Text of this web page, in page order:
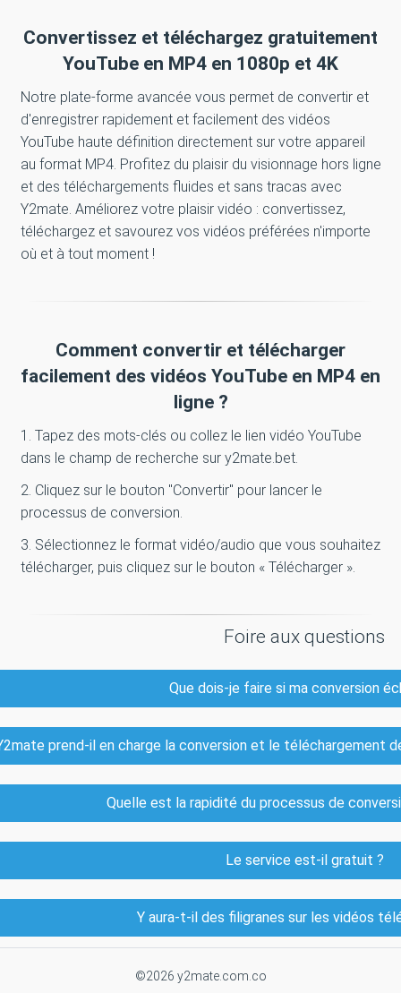
Convertissez et téléchargez gratuitement
YouTube en MP4 en 1080p et 4K
Notre plate-forme avancée vous permet de convertir et
d'enregistrer rapidement et facilement des vidéos
YouTube haute définition directement sur votre appareil
au format MP4. Profitez du plaisir du visionnage hors ligne
et des téléchargements fluides et sans tracas avec
Y2mate. Améliorez votre plaisir vidéo : convertissez,
téléchargez et savourez vos vidéos préférées n'importe
où et à tout moment !
Comment convertir et télécharger
facilement des vidéos YouTube en MP4 en
ligne ?
1. Tapez des mots-clés ou collez le lien vidéo YouTube
dans le champ de recherche sur y2mate.bet.
2. Cliquez sur le bouton "Convertir" pour lancer le
processus de conversion.
3. Sélectionnez le format vidéo/audio que vous souhaitez
télécharger, puis cliquez sur le bouton « Télécharger ».
Foire aux questions
Que dois-je faire si ma conversion
prend-il en charge la conversion et le téléchargement
Quelle est la rapidité du processus de
Le service est-il gratuit ?
Y aura-t-il des filigranes sur les vidéos
©2026 y2mate.com.co